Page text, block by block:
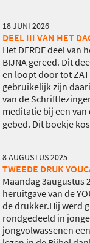
18 JUNI 2026
DEEL III VAN HET
Het DERDE deel van
BIJNA gereed. Dit
en loopt door tot
gebruikelijk zijn
van de
meditatie bij een
gebed. Dit boekje
8 AUGUSTUS 2025
TWEEDE DRUK
Maandag 3augustus
heruitgave van de
de drukker.Hij werd
rondgedeeld in
jongvolwassenen